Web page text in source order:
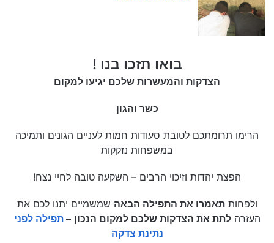
בואו תזכו בנו !
הצדקות והמעשרות שלכם יגיעו למקום
כשר והגון
הרימו תרומתכם לטובת סעודות חמות לעניים הגונים ותמיכה
במשפחות נזקקות
הפצת יהדות וזיכוי הרבים – השקעה טובה לחיי נצח!
ולפחותתאמרו את התפילה הבאה שמשמיים יתנו לכם את
העזרהלתת את הצדקות שלכם למקום הנכון –תפילה לפני
נתינת צדקה